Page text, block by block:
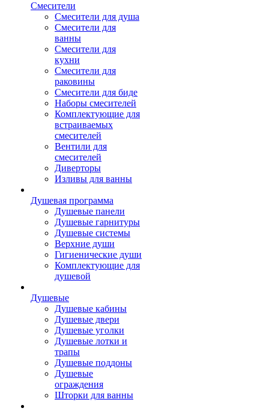
Смесители
Смесители для душа
Смесители для
ванны
Смесители для
кухни
Смесители для
раковины
Смесители для биде
Наборы смесителей
Комплектующие для
встраиваемых
смесителей
Вентили для
смесителей
Диверторы
Изливы для ванны
Душевая программа
Душевые панели
Душевые гарнитуры
Душевые системы
Верхние души
Гигиенические души
Комплектующие для
душевой
Душевые
Душевые кабины
Душевые двери
Душевые уголки
Душевые лотки и
трапы
Душевые поддоны
Душевые
ограждения
Шторки для ванны